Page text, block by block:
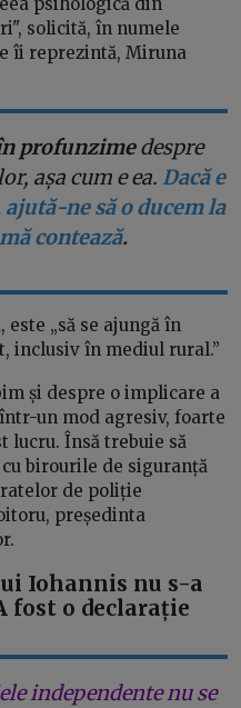
solicită, în numele
îi reprezintă, Miruna
profunzimedespre
așa cum e ea. Dacă e
ne să o ducem la
contează.
„să se ajungă în
inclusiv în mediul rural.”
și despre o implicare a
un mod agresiv, foarte
lucru. Însă trebuie să
birourile de siguranță
de poliție
președinta
Iohannis nu s-a
fost o declarație
independente nu se